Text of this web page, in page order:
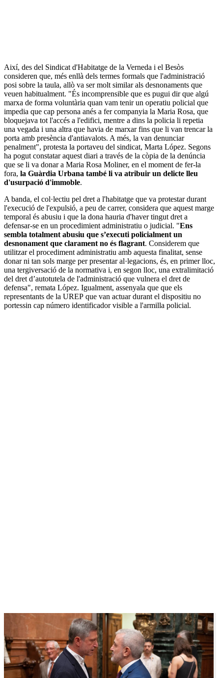
Així, des del Sindicat d'Habitatge de la Verneda i el Besòs
consideren que, més enllà dels termes formals que l'administració
posi sobre la taula, allò va ser molt similar als desnonaments que
veuen habitualment. "És incomprensible que es pugui dir que algú
marxa de forma voluntària quan vam tenir un operatiu policial que
impedia que cap persona anés a fer companyia la Maria Rosa, que
bloquejava tot l'accés a l'edifici, mentre a dins la policia li repetia
una vegada i una altra que havia de marxar fins que li van trencar la
porta amb presència d'antiavalots. A més, la van denunciar
penalment", protesta la portaveu del sindicat, Marta López. Segons
ha pogut constatar aquest diari a través de la còpia de la denúncia
que se li va donar a Maria Rosa Moliner, en el moment de fer-la
fora, la Guàrdia Urbana també li va atribuir un delicte lleu
d'usurpació d'immoble.
A banda, el col·lectiu pel dret a l'habitatge que va protestar durant
l'execució de l'expulsió, a peu de carrer, considera que aquest marge
temporal és abusiu i que la dona hauria d'haver tingut dret a
defensar-se en un procedimient administratiu o judicial. "Ens
sembla totalment abusiu que s’executi policialment un
desnonament que clarament no és flagrant. Considerem que
utilitzar el procediment administratiu amb aquesta finalitat, sense
donar ni tan sols marge per presentar al·legacions, és, en primer lloc,
una tergiversació de la normativa i, en segon lloc, una extralimitació
del dret d’autotutela de l'administració que vulnera el dret de
defensa", remata López. Igualment, assenyala que que els
representants de la UREP que van actuar durant el dispositiu no
portessin cap número identificador visible a l'armilla policial.